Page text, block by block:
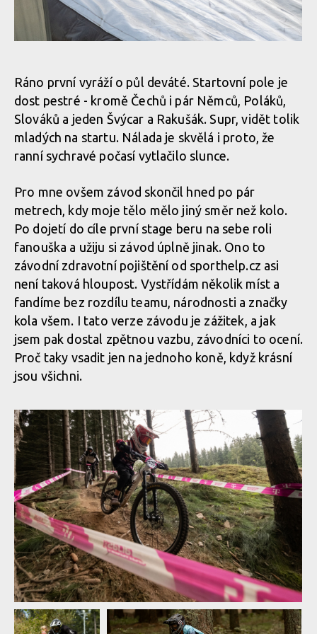
- Jára Sijka / Enduroserie.cz
- Jára Sijka / Enduroserie.cz
Norco Enduro Race Morávka
- Jára Sijka / Enduroserie.cz
- Jára Sijka / Enduroserie.cz
- Jára Sijka / Enduroserie.cz
Norco Enduro Race Morávka
- Jára Sijka / Enduroserie.cz
Norco Enduro Race Morávka - Jára Sijka / Enduroserie.cz
Norco Enduro Race Morávka - Jára Sijka / Enduroserie.cz
Norco Enduro Race Morávka - Jára Sijka / Enduroserie.cz
Norco Enduro Race Morávka - Jára Sijka / Enduroserie.cz
Norco Enduro Race Morávka - Jára Sijka / Enduroserie.cz
Norco Enduro Race Morávka - Jára Sijka / Enduroserie.cz
Norco Enduro Race Morávka - Jára Sijka / Enduroserie.cz
Ráno první vyráží o půl deváté. Startovní pole je
dost pestré - kromě Čechů i pár Němců, Poláků,
Slováků a jeden Švýcar a Rakušák. Supr, vidět tolik
mladých na startu. Nálada je skvělá i proto, že
ranní sychravé počasí vytlačilo slunce.
Pro mne ovšem závod skončil hned po pár
metrech, kdy moje tělo mělo jiný směr než kolo.
Po dojetí do cíle první stage beru na sebe roli
fanouška a užiju si závod úplně jinak. Ono to
závodní zdravotní pojištění od sporthelp.cz asi
není taková hloupost. Vystřídám několik míst a
fandíme bez rozdílu teamu, národnosti a značky
kola všem. I tato verze závodu je zážitek, a jak
jsem pak dostal zpětnou vazbu, závodníci to ocení.
Proč taky vsadit jen na jednoho koně, když krásní
jsou všichni.
Norco Enduro Race Morávka - Jára Sijka / Enduroserie.cz